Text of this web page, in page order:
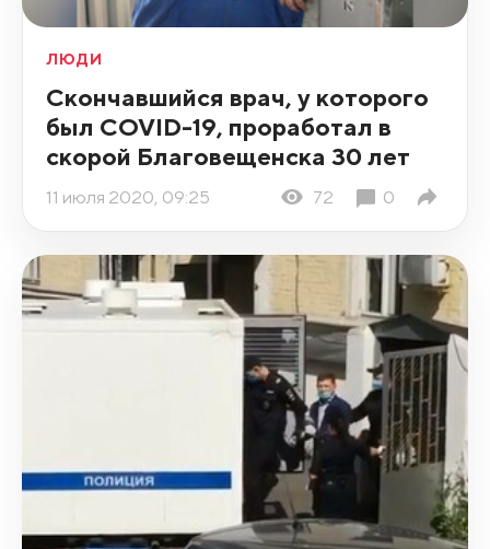
ЛЮДИ
Скончавшийся врач, у которого
был COVID-19, проработал в
скорой Благовещенска 30 лет
11 июля 2020, 09:25 72 0